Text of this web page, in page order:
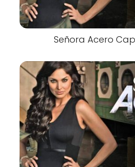
Señora Acero